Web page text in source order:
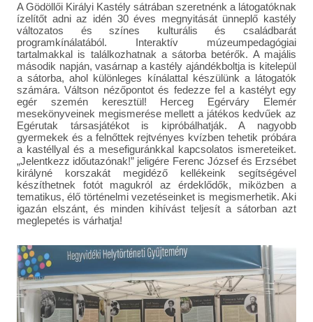
A Gödöllői Királyi Kastély sátrában szeretnénk a látogatóknak
ízelítőt adni az idén 30 éves megnyitását ünneplő kastély
változatos és színes kulturális és családbarát
programkínálatából. Interaktív múzeumpedagógiai
tartalmakkal is találkozhatnak a sátorba betérők. A majális
második napján, vasárnap a kastély ajándékboltja is kitelepül
a sátorba, ahol különleges kínálattal készülünk a látogatók
számára. Váltson nézőpontot és fedezze fel a kastélyt egy
egér szemén keresztül! Herceg Egérváry Elemér
mesekönyveinek megismerése mellett a játékos kedvűek az
Egérutak társasjátékot is kipróbálhatják. A nagyobb
gyermekek és a felnőttek rejtvényes kvízben tehetik próbára
a kastéllyal és a mesefiguránkkal kapcsolatos ismereteiket.
„Jelentkezz időutazónak!” jeligére Ferenc József és Erzsébet
királyné korszakát megidéző kellékeink segítségével
készíthetnek fotót magukról az érdeklődők, miközben a
tematikus, élő történelmi vezetéseinket is megismerhetik. Aki
igazán elszánt, és minden kihívást teljesít a sátorban azt
meglepetés is várhatja!